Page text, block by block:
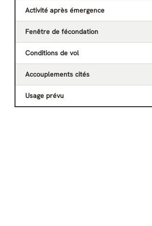
Activité après émergence
Fenêtre de fécondation
Conditions de vol
Accouplements cités
Usage prévu